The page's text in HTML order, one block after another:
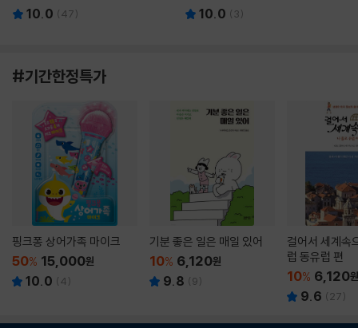
10.0 (47) 10.0 ( 3)
#기간한정특가
핑크퐁 상어가족 마이크
50% 15,000원
10.0 (4)
기분 좋은 일은 매일 있어
10% 6,120원
9.8 (9)
걸어서 세계속
럽 동유럽 편
10% 6,120원
9.6 ( 27)